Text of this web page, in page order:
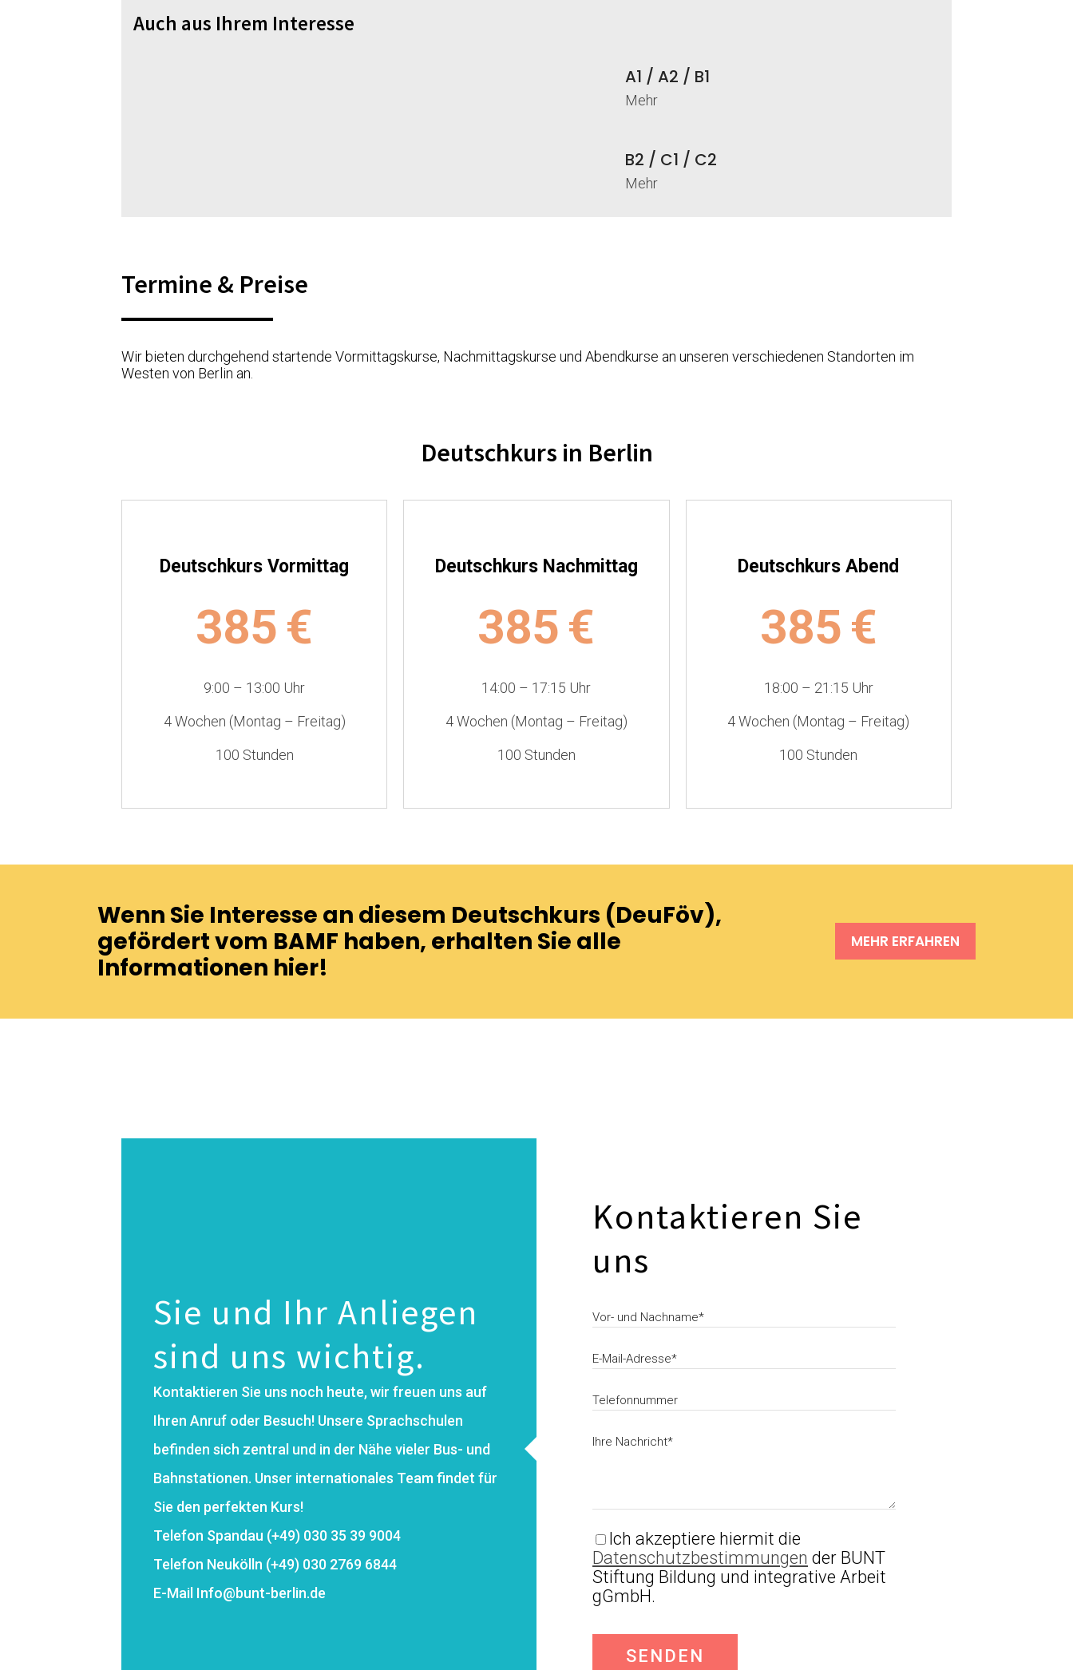
Auch aus Ihrem Interesse
A1 / A2 / B1
Mehr
B2 / C1 / C2
Mehr
Termine & Preise
Wir bieten durchgehend startende Vormittagskurse, Nachmittagskurse und Abendkurse an unseren verschiedenen Standorten im
Westen von Berlin an.
Deutschkurs in Berlin
Deutschkurs Vormittag
€
385
9:00 – 13:00 Uhr
4 Wochen (Montag – Freitag)
100 Stunden
Deutschkurs Nachmittag
€
385
14:00 – 17:15 Uhr
4 Wochen (Montag – Freitag)
100 Stunden
Deutschkurs Abend
€
385
18:00 – 21:15 Uhr
4 Wochen (Montag – Freitag)
100 Stunden
Wenn Sie Interesse an diesem Deutschkurs (DeuFöv),
gefördert vom BAMF haben, erhalten Sie alle
Informationen hier!
MEHR ERFAHREN
Sie und Ihr Anliegen
sind uns wichtig.
Kontaktieren Sie uns noch heute, wir freuen uns auf
Ihren Anruf oder Besuch! Unsere Sprachschulen
befinden sich zentral und in der Nähe vieler Bus- und
Bahnstationen. Unser internationales Team findet für
Sie den perfekten Kurs!
Telefon Spandau (+49) 030 35 39 9004
Telefon Neukölln (+49) 030 2769 6844
E-Mail Info@bunt-berlin.de
Kontaktieren Sie
uns
Ich akzeptiere hiermit die
Datenschutzbestimmungen der BUNT
Stiftung Bildung und integrative Arbeit
gGmbH.